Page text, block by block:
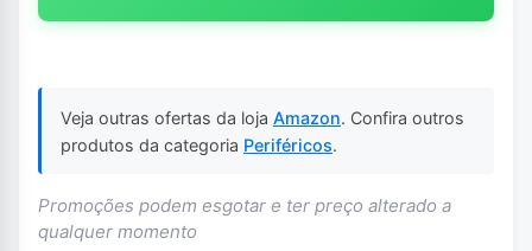
Veja outras ofertas da loja Amazon. Confira outros
produtos da categoria Periféricos.
Promoções podem esgotar e ter preço alterado a
qualquer momento